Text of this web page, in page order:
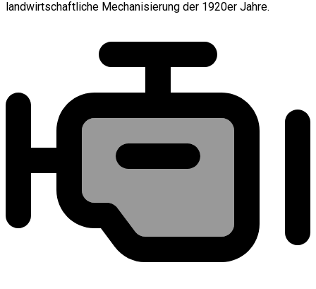
landwirtschaftliche Mechanisierung der 1920er Jahre.